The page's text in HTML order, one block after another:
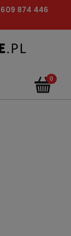
609 874 446